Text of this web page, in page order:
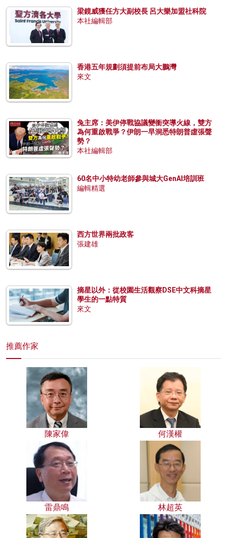
梁鏡威獲任方大副校長 呂大樂加盟社科院
本社編輯部
香港五年規劃須提前布局大鵬灣
來文
兔主席：美伊停戰協議變衝突導火線，雙方
為何重啟戰爭？伊朗一早洞悉特朗普虛張聲
勢？
本社編輯部
60名中小特幼老師參與城大GenAI培訓班
編輯精選
西方世界兩批政客
張建雄
摘星以外：從校園生活觀察DSE中文科摘星
學生的一點特質
來文
推薦作家
陳家偉 何漢權
雷鼎鳴 林超英